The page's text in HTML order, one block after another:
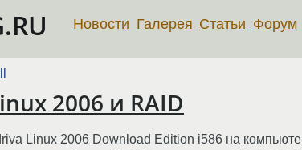
Новости Галерея Статьи Форум
2006 и RAID
Linux 2006 Download Edition i586 на